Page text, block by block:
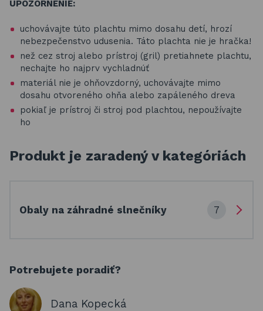
UPOZORNENIE:
uchovávajte túto plachtu mimo dosahu detí, hrozí
nebezpečenstvo udusenia. Táto plachta nie je hračka!
než cez stroj alebo prístroj (gril) pretiahnete plachtu,
nechajte ho najprv vychladnúť
materiál nie je ohňovzdorný, uchovávajte mimo
dosahu otvoreného ohňa alebo zapáleného dreva
pokiaľ je prístroj či stroj pod plachtou, nepoužívajte
ho
Produkt je zaradený v kategóriách
Obaly na záhradné slnečníky 7
Potrebujete poradiť?
Dana Kopecká